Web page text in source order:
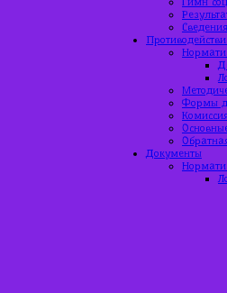
Формы
Документы